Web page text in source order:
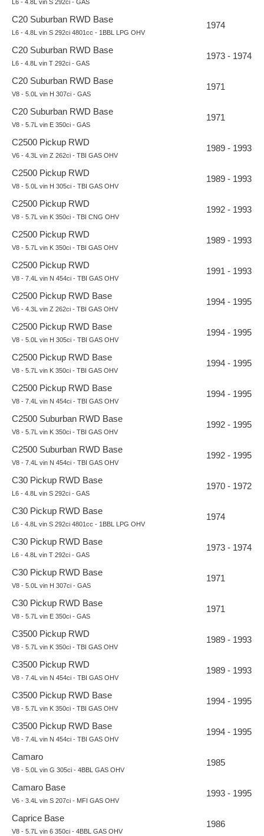
L6 - 4.8L vin S 292ci - GAS
C20 Suburban RWD Base
L6 - 4.8L vin S 292ci 4801cc - 1BBL LPG OHV
1974
C20 Suburban RWD Base
L6 - 4.8L vin T 292ci - GAS
1973 - 1974
C20 Suburban RWD Base
V8 - 5.0L vin H 307ci - GAS
1971
C20 Suburban RWD Base
V8 - 5.7L vin E 350ci - GAS
1971
C2500 Pickup RWD
V6 - 4.3L vin Z 262ci - TBI GAS OHV
1989 - 1993
C2500 Pickup RWD
V8 - 5.0L vin H 305ci - TBI GAS OHV
1989 - 1993
C2500 Pickup RWD
V8 - 5.7L vin K 350ci - TBI CNG OHV
1992 - 1993
C2500 Pickup RWD
V8 - 5.7L vin K 350ci - TBI GAS OHV
1989 - 1993
C2500 Pickup RWD
V8 - 7.4L vin N 454ci - TBI GAS OHV
1991 - 1993
C2500 Pickup RWD Base
V6 - 4.3L vin Z 262ci - TBI GAS OHV
1994 - 1995
C2500 Pickup RWD Base
V8 - 5.0L vin H 305ci - TBI GAS OHV
1994 - 1995
C2500 Pickup RWD Base
V8 - 5.7L vin K 350ci - TBI GAS OHV
1994 - 1995
C2500 Pickup RWD Base
V8 - 7.4L vin N 454ci - TBI GAS OHV
1994 - 1995
C2500 Suburban RWD Base
V8 - 5.7L vin K 350ci - TBI GAS OHV
1992 - 1995
C2500 Suburban RWD Base
V8 - 7.4L vin N 454ci - TBI GAS OHV
1992 - 1995
C30 Pickup RWD Base
L6 - 4.8L vin S 292ci - GAS
1970 - 1972
C30 Pickup RWD Base
L6 - 4.8L vin S 292ci 4801cc - 1BBL LPG OHV
1974
C30 Pickup RWD Base
L6 - 4.8L vin T 292ci - GAS
1973 - 1974
C30 Pickup RWD Base
V8 - 5.0L vin H 307ci - GAS
1971
C30 Pickup RWD Base
V8 - 5.7L vin E 350ci - GAS
1971
C3500 Pickup RWD
V8 - 5.7L vin K 350ci - TBI GAS OHV
1989 - 1993
C3500 Pickup RWD
V8 - 7.4L vin N 454ci - TBI GAS OHV
1989 - 1993
C3500 Pickup RWD Base
V8 - 5.7L vin K 350ci - TBI GAS OHV
1994 - 1995
C3500 Pickup RWD Base
V8 - 7.4L vin N 454ci - TBI GAS OHV
1994 - 1995
Camaro
V8 - 5.0L vin G 305ci - 4BBL GAS OHV
1985
Camaro Base
V6 - 3.4L vin S 207ci - MFI GAS OHV
1993 - 1995
Caprice Base
V8 - 5.7L vin 6 350ci - 4BBL GAS OHV
1986